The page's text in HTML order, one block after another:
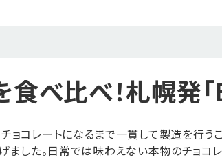
べ比べ！札幌発
ョコレートになるまで一貫して製造を行う
した。日常では味わえない本物のチョコレ